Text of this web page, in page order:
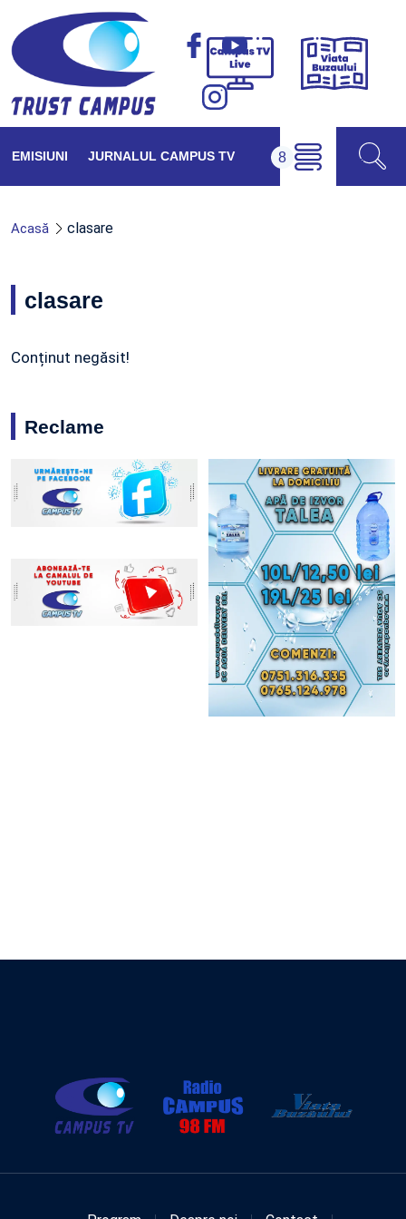
Campus
Viața
EMISIUNI JURNALUL CAMPUS TV
Acasă clasare
clasare
Conținut negăsit!
Reclame